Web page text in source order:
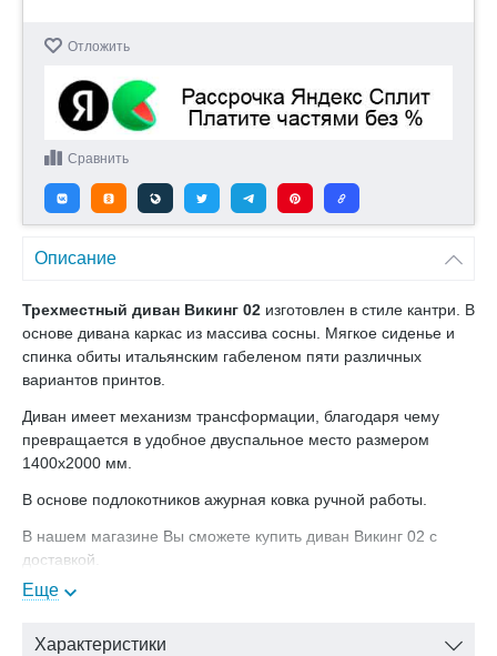
Отложить
Сравнить
Описание
Трехместный диван Викинг 02 изготовлен в стиле кантри. В
основе дивана каркас из массива сосны. Мягкое сиденье и
спинка обиты итальянским габеленом пяти различных
вариантов принтов.
Диван имеет механизм трансформации, благодаря чему
превращается в удобное двуспальное место размером
1400х2000 мм.
В основе подлокотников ажурная ковка ручной работы.
В нашем магазине Вы сможете купить диван Викинг 02 с
доставкой.
Еще
Характеристики